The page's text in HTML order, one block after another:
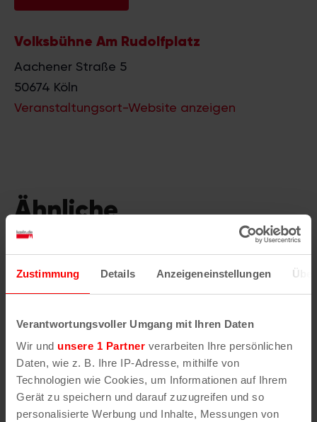
Zustimmung Details Anzeigeneinstellungen
Verantwortungsvoller Umgang mit Ihren Daten
Wir und unsere 1 Partner verarbeiten Ihre persönlichen
Daten, wie z. B. Ihre IP-Adresse, mithilfe von
Technologien wie Cookies, um Informationen auf Ihrem
Gerät zu speichern und darauf zuzugreifen und so
personalisierte Werbung und Inhalte, Messungen von
Volksbühne Am Rudolfplatz
Aachener Straße 5
50674 Köln
Veranstaltungsort-Website anzeigen
Ähnliche
Veranstaltungen